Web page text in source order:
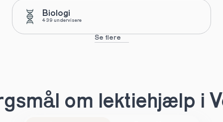
Biologi
439 undervisere
Se flere
om lektiehjælp i